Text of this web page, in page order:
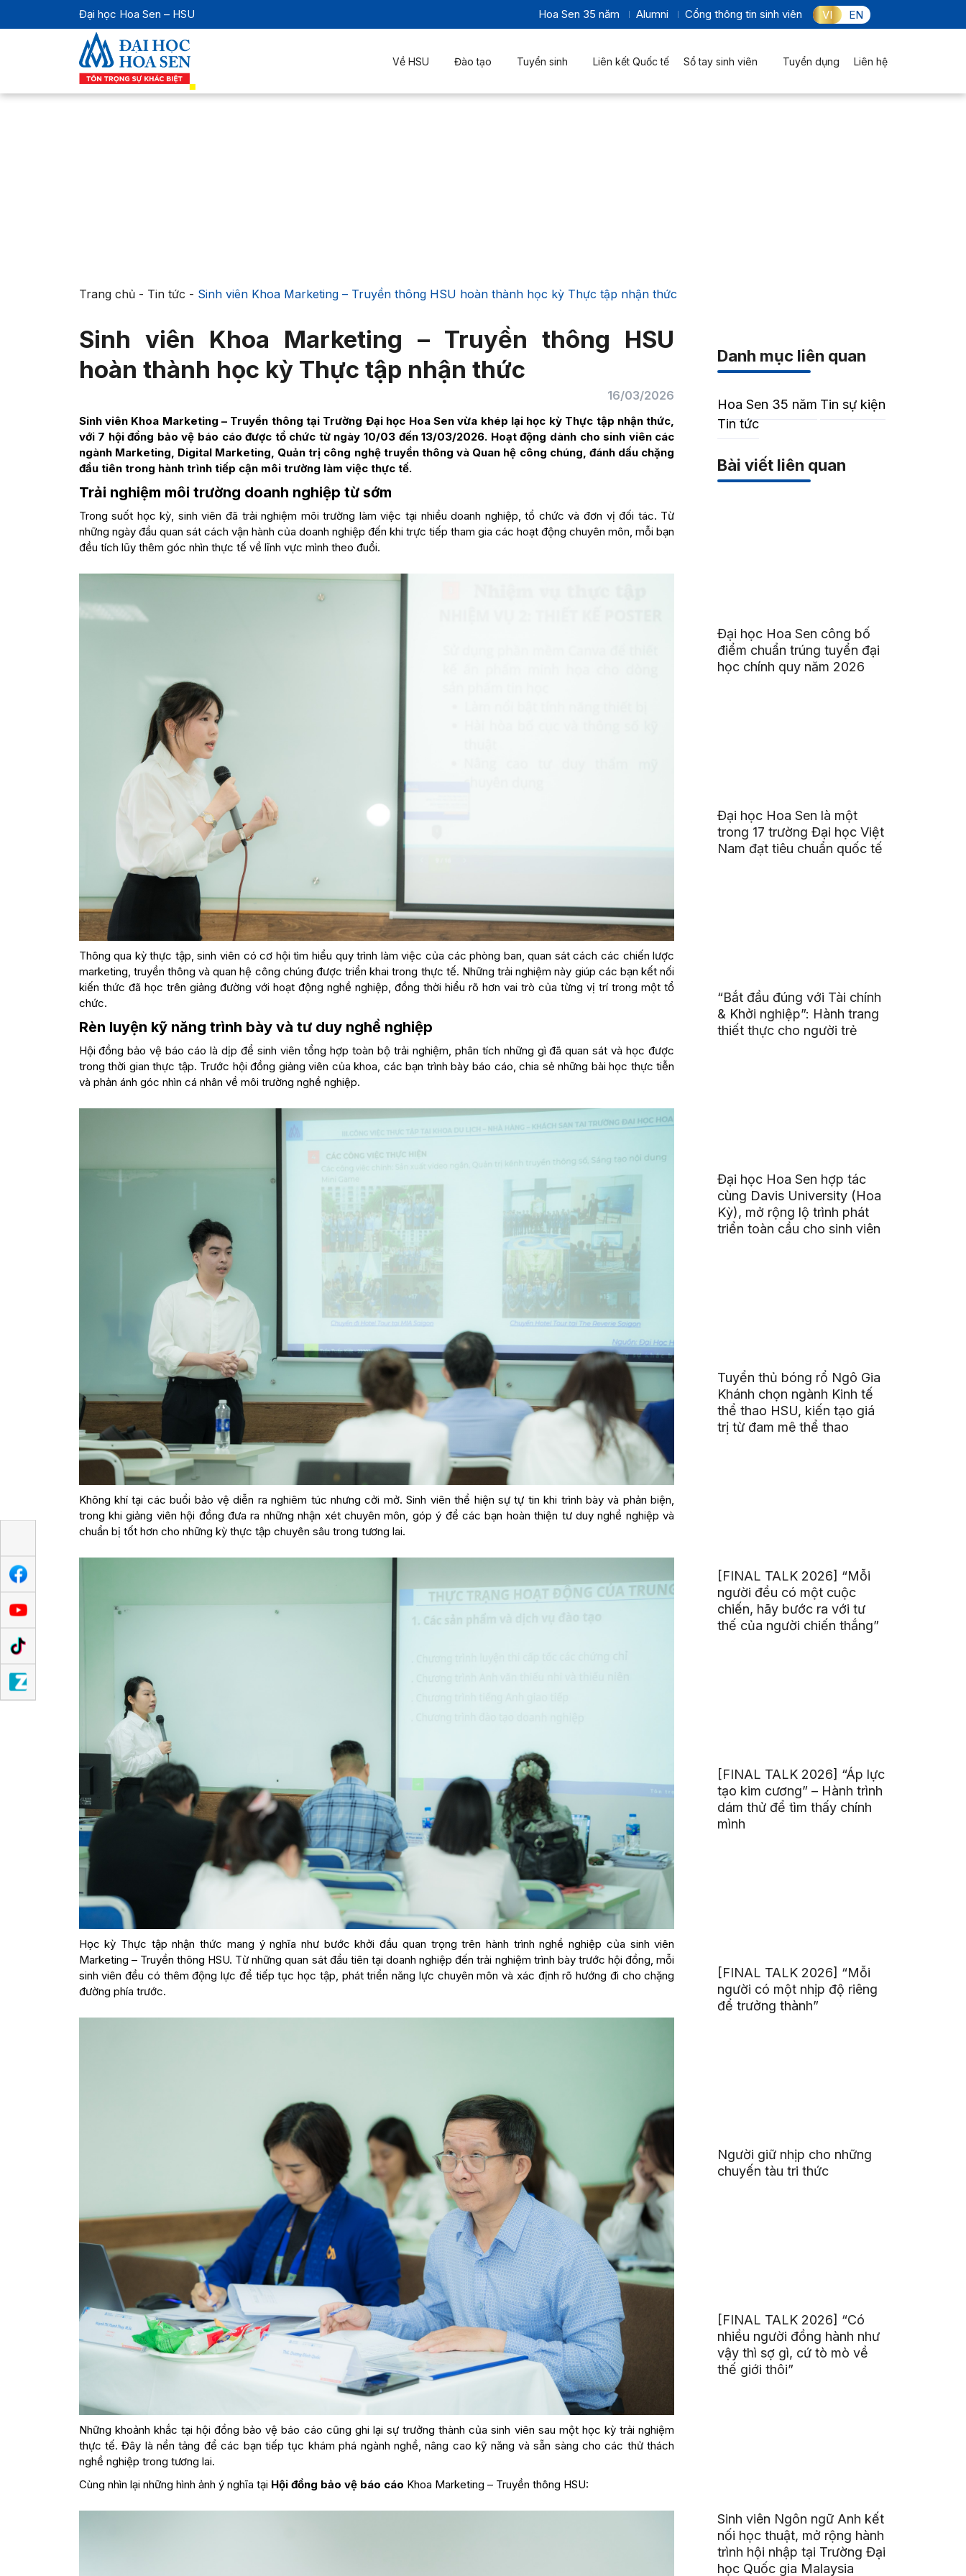
Đại học Hoa Sen – HSU Hoa Sen 35 năm Alumni Cổng thông tin sinh viên VI EN
Về HSU Đào tạo Tuyển sinh Liên kết Quốc tế Sổ tay sinh viên Tuyển dụng Liên hệ
Trang chủ- Tin tức - Sinh viên Khoa Marketing – Truyền thông HSU hoàn thành học kỳ Thực tập nhận thức
Sinh viên Khoa Marketing – Truyền thông HSU
hoàn thành học kỳ Thực tập nhận thức
16/03/2026
Sinh viên Khoa Marketing – Truyền thông tại Trường Đại học Hoa Sen vừa khép lại học kỳ Thực tập nhận thức,
với 7 hội đồng bảo vệ báo cáo được tổ chức từ ngày 10/03 đến 13/03/2026. Hoạt động dành cho sinh viên các
ngành Marketing, Digital Marketing, Quản trị công nghệ truyền thông và Quan hệ công chúng, đánh dấu chặng
đầu tiên trong hành trình tiếp cận môi trường làm việc thực tế.
Trải nghiệm môi trường doanh nghiệp từ sớm
Trong suốt học kỳ, sinh viên đã trải nghiệm môi trường làm việc tại nhiều doanh nghiệp, tổ chức và đơn vị đối tác. Từ
những ngày đầu quan sát cách vận hành của doanh nghiệp đến khi trực tiếp tham gia các hoạt động chuyên môn, mỗi bạn
đều tích lũy thêm góc nhìn thực tế về lĩnh vực mình theo đuổi.
Thông qua kỳ thực tập, sinh viên có cơ hội tìm hiểu quy trình làm việc của các phòng ban, quan sát cách các chiến lược
marketing, truyền thông và quan hệ công chúng được triển khai trong thực tế. Những trải nghiệm này giúp các bạn kết nối
kiến thức đã học trên giảng đường với hoạt động nghề nghiệp, đồng thời hiểu rõ hơn vai trò của từng vị trí trong một tổ
chức.
Rèn luyện kỹ năng trình bày và tư duy nghề nghiệp
Hội đồng bảo vệ báo cáo là dịp để sinh viên tổng hợp toàn bộ trải nghiệm, phân tích những gì đã quan sát và học được
trong thời gian thực tập. Trước hội đồng giảng viên của khoa, các bạn trình bày báo cáo, chia sẻ những bài học thực tiễn
và phản ánh góc nhìn cá nhân về môi trường nghề nghiệp.
Không khí tại các buổi bảo vệ diễn ra nghiêm túc nhưng cởi mở. Sinh viên thể hiện sự tự tin khi trình bày và phản biện,
trong khi giảng viên hội đồng đưa ra những nhận xét chuyên môn, góp ý để các bạn hoàn thiện tư duy nghề nghiệp và
chuẩn bị tốt hơn cho những kỳ thực tập chuyên sâu trong tương lai.
Học kỳ Thực tập nhận thức mang ý nghĩa như bước khởi đầu quan trọng trên hành trình nghề nghiệp của sinh viên
Marketing – Truyền thông HSU. Từ những quan sát đầu tiên tại doanh nghiệp đến trải nghiệm trình bày trước hội đồng, mỗi
sinh viên đều có thêm động lực để tiếp tục học tập, phát triển năng lực chuyên môn và xác định rõ hướng đi cho chặng
đường phía trước.
Những khoảnh khắc tại hội đồng bảo vệ báo cáo cũng ghi lại sự trưởng thành của sinh viên sau một học kỳ trải nghiệm
thực tế. Đây là nền tảng để các bạn tiếp tục khám phá ngành nghề, nâng cao kỹ năng và sẵn sàng cho các thử thách
nghề nghiệp trong tương lai.
Cùng nhìn lại những hình ảnh ý nghĩa tại Hội đồng bảo vệ báo cáo Khoa Marketing – Truyền thông HSU:
Danh mục liên quan
Hoa Sen 35 năm Tin sự kiện
Tin tức
Bài viết liên quan
Đại học Hoa Sen công bố
điểm chuẩn trúng tuyển đại
học chính quy năm 2026
Đại học Hoa Sen là một
trong 17 trường Đại học Việt
Nam đạt tiêu chuẩn quốc tế
“Bắt đầu đúng với Tài chính
& Khởi nghiệp”: Hành trang
thiết thực cho người trẻ
Đại học Hoa Sen hợp tác
cùng Davis University (Hoa
Kỳ), mở rộng lộ trình phát
triển toàn cầu cho sinh viên
Tuyển thủ bóng rổ Ngô Gia
Khánh chọn ngành Kinh tế
thể thao HSU, kiến tạo giá
trị từ đam mê thể thao
[FINAL TALK 2026] “Mỗi
người đều có một cuộc
chiến, hãy bước ra với tư
thế của người chiến thắng”
[FINAL TALK 2026] “Áp lực
tạo kim cương” – Hành trình
dám thử để tìm thấy chính
mình
[FINAL TALK 2026] “Mỗi
người có một nhịp độ riêng
để trưởng thành”
Người giữ nhịp cho những
chuyến tàu tri thức
[FINAL TALK 2026] “Có
nhiều người đồng hành như
vậy thì sợ gì, cứ tò mò về
thế giới thôi”
Sinh viên Ngôn ngữ Anh kết
nối học thuật, mở rộng hành
trình hội nhập tại Trường Đại
học Quốc gia Malaysia